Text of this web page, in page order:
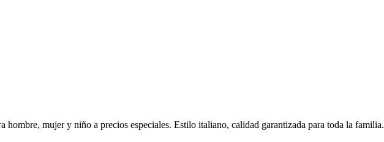
hombre, mujer y niño a precios especiales. Estilo italiano, calidad garantizada para toda la familia.